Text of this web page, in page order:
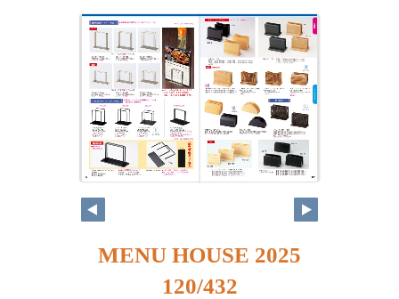
MENU HOUSE 2025
120/432